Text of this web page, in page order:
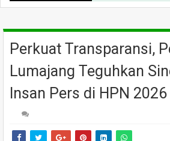
Perkuat Transparansi,
Lumajang Teguhkan
Insan Pers di HPN 2026